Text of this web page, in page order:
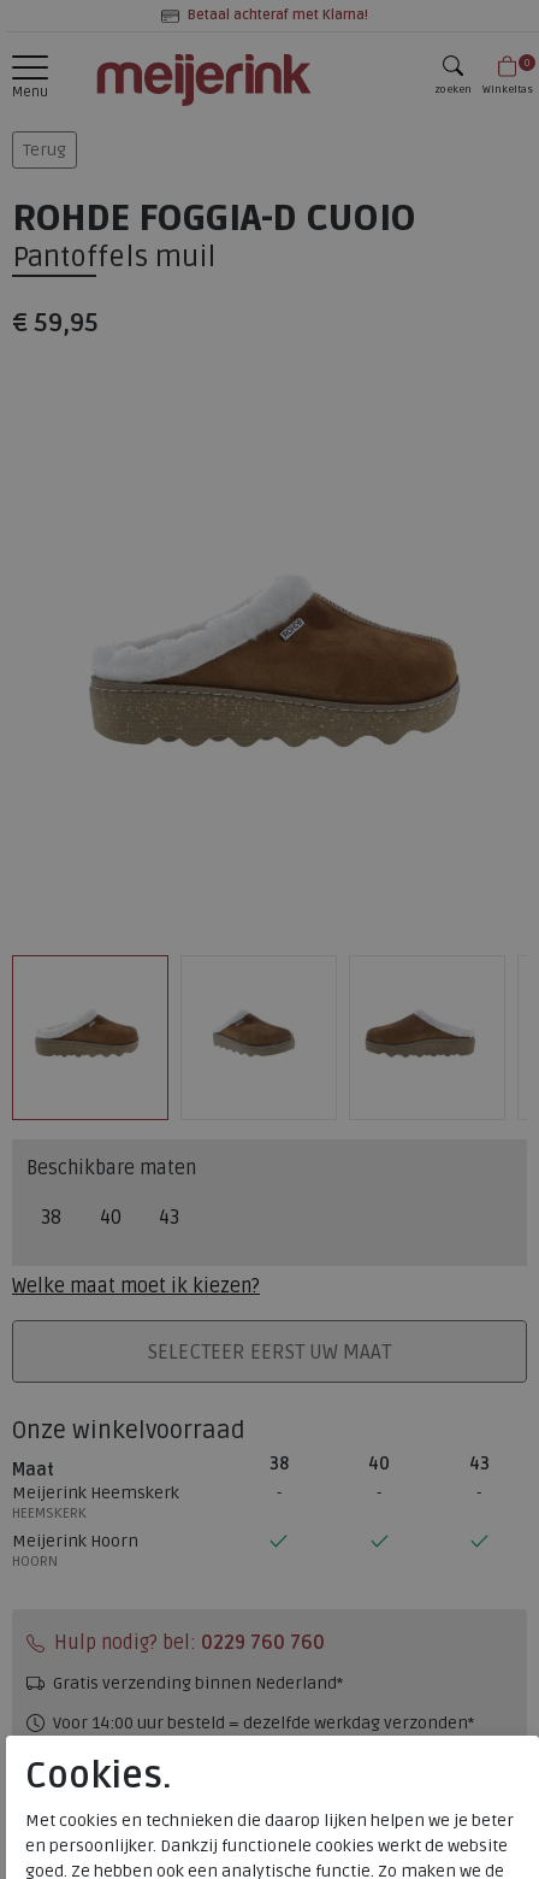
Betaal achteraf met Klarna!
Menu zoeken
0
Winkeltas
Terug
ROHDE FOGGIA-D CUOIO
Pantoffels muil
€ 59,95
Beschikbare maten
38 40 43
Welke maat moet ik kiezen?
PLAATS IN WINKELMANDSELECTEER EERST UW MAAT
Onze winkelvoorraad
Maat 38 40
43
Meijerink Heemskerk
HEEMSKERK
Meijerink Hoorn
HOORN
Hulp nodig? bel: 0229 760 760
Gratis verzending binnen Nederland*
Voor 14:00 uur besteld = dezelfde werkdag verzonden*
Altijd retourneren, binnen 1 werkdag terugbetaald
Merk
Rohde
Fabrikantcode
6125-76
Cookies.
Met cookies en technieken die daarop lijken helpen we je beter
en persoonlijker. Dankzij functionele cookies werkt de website
goed. Ze hebben ook een analytische functie. Zo maken we de